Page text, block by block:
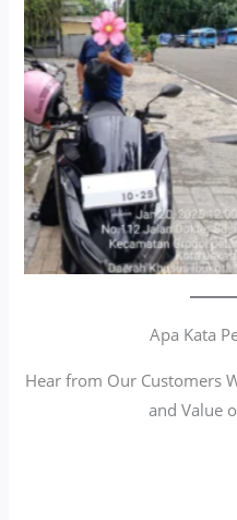
Antar Jemput Kendaraan
Apa Kata
Hear from Our Customers
and Value